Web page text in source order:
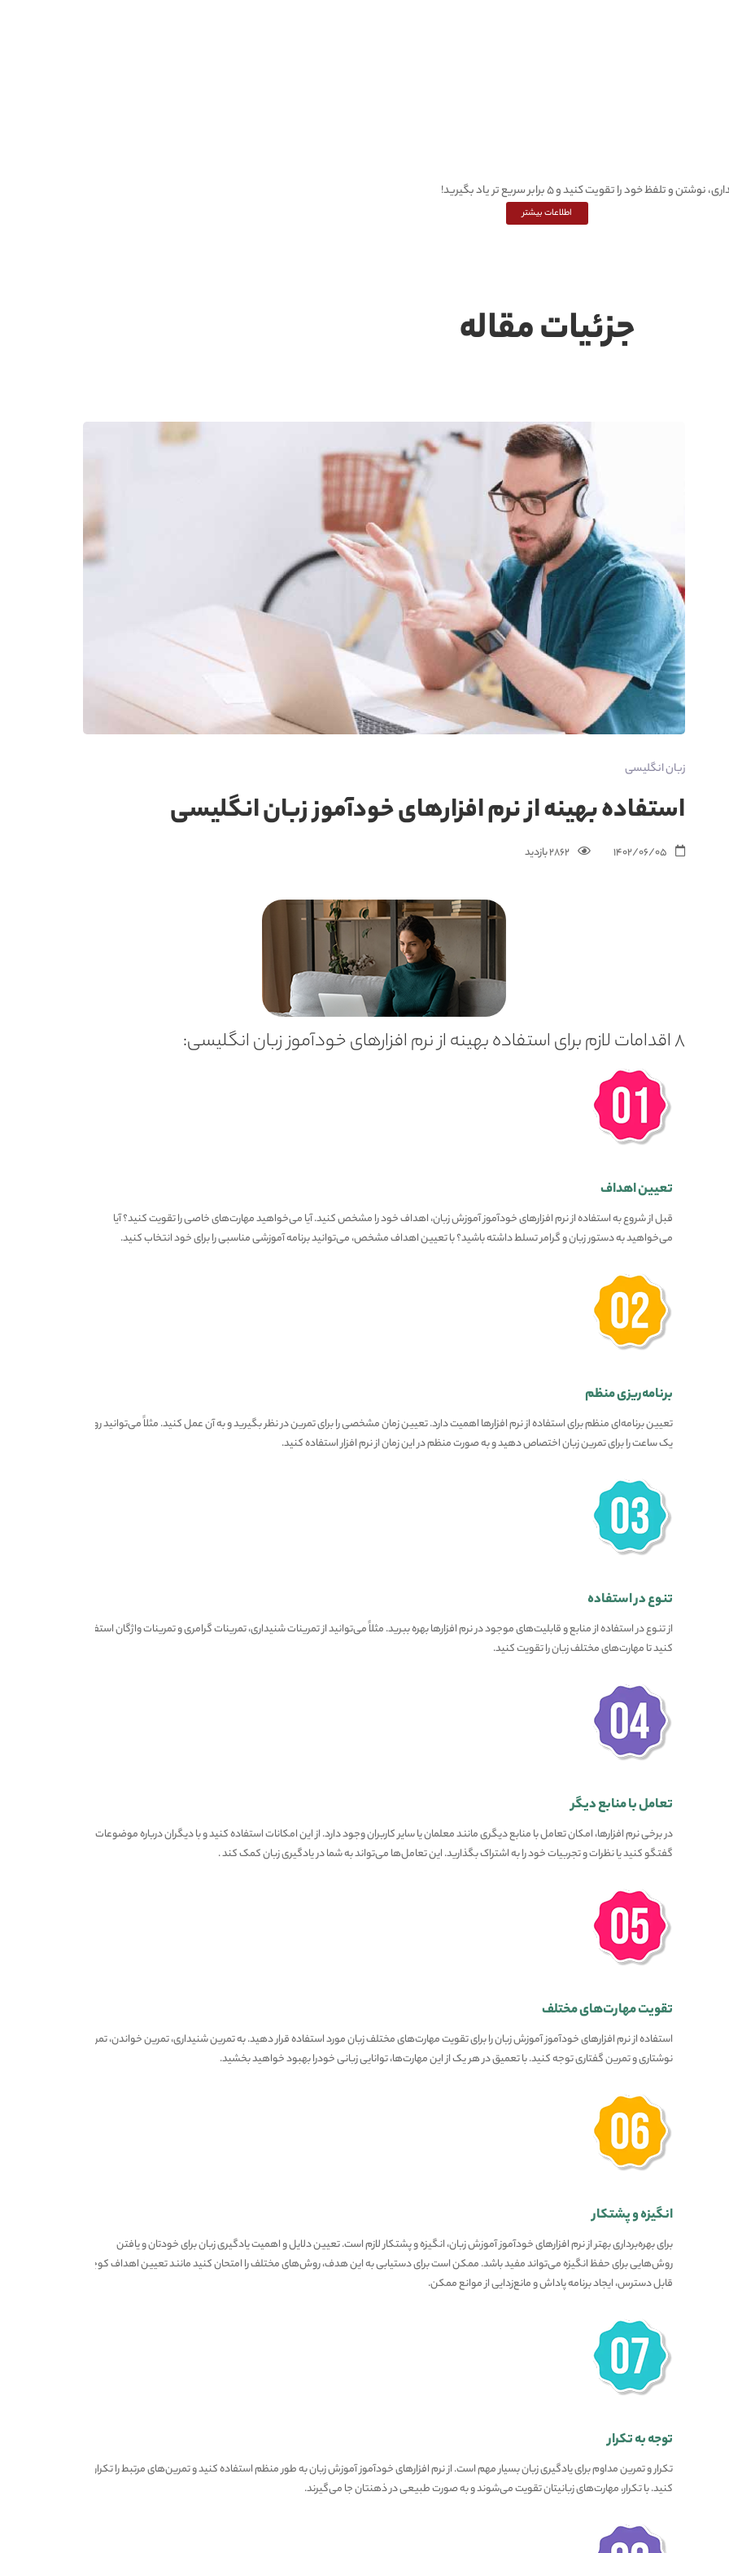
اطلاعات بیشتر
جزئیات مقاله
زبان انگلیسی
استفاده بهینه از نرم افزارهای خودآموز زبان انگلیسی
1402/06/05 2862 بازدید‌
8 اقدامات لازم برای استفاده بهینه از نرم افزارهای خودآموز زبان انگلیسی:
تعیین اهداف
قبل از شروع به استفاده از نرم افزارهای خودآموز آموزش زبان، اهداف خود را مشخص کنید. آیا می‌خواهید مهارت‌های خاصی را تقویت کنید؟ آیا
می‌خواهید به دستور زبان و گرامر تسلط داشته باشید؟ با تعیین اهداف مشخص، می‌توانید برنامه آموزشی مناسبی را برای خود انتخاب کنید.
برنامه‌ریزی منظم
تعیین برنامه‌ای منظم برای استفاده از نرم افزارها اهمیت دارد. تعیین زمان مشخصی را برای تمرین در نظر بگیرید و به آن عمل کنید. مثلاً می‌توانید روزانه
یک ساعت را برای تمرین زبان اختصاص دهید و به صورت منظم در این زمان از نرم افزار استفاده کنید.
تنوع در استفاده
از تنوع در استفاده از منابع و قابلیت‌های موجود در نرم افزارها بهره ببرید. مثلاً می‌توانید از تمرینات شنیداری، تمرینات گرامری و تمرینات واژگان استفاده
کنید تا مهارت‌های مختلف زبان را تقویت کنید.
تعامل با منابع دیگر
در برخی نرم افزارها، امکان تعامل با منابع دیگری مانند معلمان یا سایر کاربران وجود دارد. از این امکانات استفاده کنید و با دیگران درباره موضوعات زبانی
گفتگو کنید یا نظرات و تجربیات خود را به اشتراک بگذارید. این تعامل‌ها می‌تواند به شما در یادگیری زبان کمک کند .
تقویت مهارت‌های مختلف
استفاده از نرم افزارهای خودآموز آموزش زبان را برای تقویت مهارت‌های مختلف زبان مورد استفاده قرار دهید. به تمرین شنیداری، تمرین خواندن، تمرین
نوشتاری و تمرین گفتاری توجه کنید. با تعمیق در هر یک از این مهارت‌ها، توانایی زبانی خودرا بهبود خواهید بخشید.
انگیزه و پشتکار
برای بهره‌برداری بهتر از نرم افزارهای خودآموز آموزش زبان، انگیزه و پشتکار لازم است. تعیین دلایل و اهمیت یادگیری زبان برای خودتان و یافتن
روش‌هایی برای حفظ انگیزه می‌تواند مفید باشد. ممکن است برای دستیابی به این هدف، روش‌های مختلف را امتحان کنید مانند تعیین اهداف کوچک و
قابل دسترس، ایجاد برنامه پاداش و مانع‌زدایی از موانع ممکن.
توجه به تکرار
تکرار و تمرین مداوم برای یادگیری زبان بسیار مهم است. از نرم افزارهای خودآموز آموزش زبان به طور منظم استفاده کنید و تمرین‌های مرتبط را تکرار
کنید. با تکرار، مهارت‌های زبانیتان تقویت می‌شوند و به صورت طبیعی در ذهنتان جا می‌گیرند.